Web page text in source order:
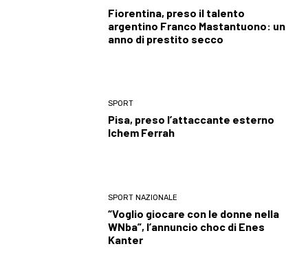
Fiorentina, preso il talento
argentino Franco Mastantuono: un
anno di prestito secco
SPORT
Pisa, preso l’attaccante esterno
Ichem Ferrah
SPORT NAZIONALE
“Voglio giocare con le donne nella
WNba”, l’annuncio choc di Enes
Kanter